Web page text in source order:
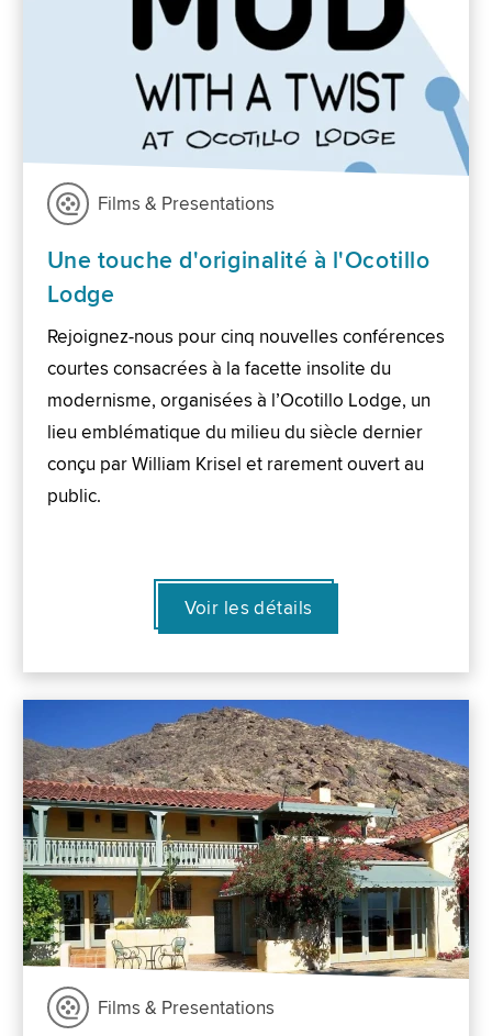
Films & Presentations
Une touche d'originalité à l'Ocotillo
Lodge
Rejoignez-nous pour cinq nouvelles conférences
courtes consacrées à la facette insolite du
modernisme, organisées à l’Ocotillo Lodge, un
lieu emblématique du milieu du siècle dernier
conçu par William Krisel et rarement ouvert au
public.
Voir les détails
Films & Presentations